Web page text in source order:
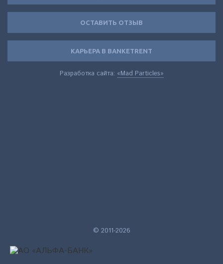
ОСТАВИТЬ ОТЗЫВ
КАРЬЕРА В BANKETRENT
Разработка сайта: «Mad Particles»
© 2011-2026